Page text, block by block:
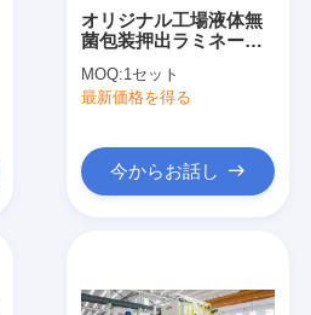
オリジナル工場液体無
菌包装押出ラミネート
MOQ:1セット
最新価格を得る
今からお話し